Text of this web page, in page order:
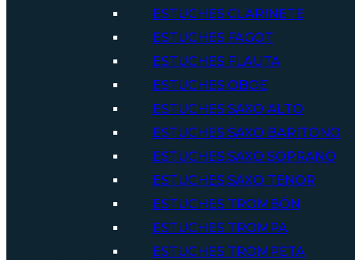
ESTUCHES CLARINETE
ESTUCHES FAGOT
ESTUCHES FLAUTA
ESTUCHES OBOE
ESTUCHES SAXO ALTO
ESTUCHES SAXO BARITONO
ESTUCHES SAXO SOPRANO
ESTUCHES SAXO TENOR
ESTUCHES TROMBÓN
ESTUCHES TROMPA
ESTUCHES TROMPETA